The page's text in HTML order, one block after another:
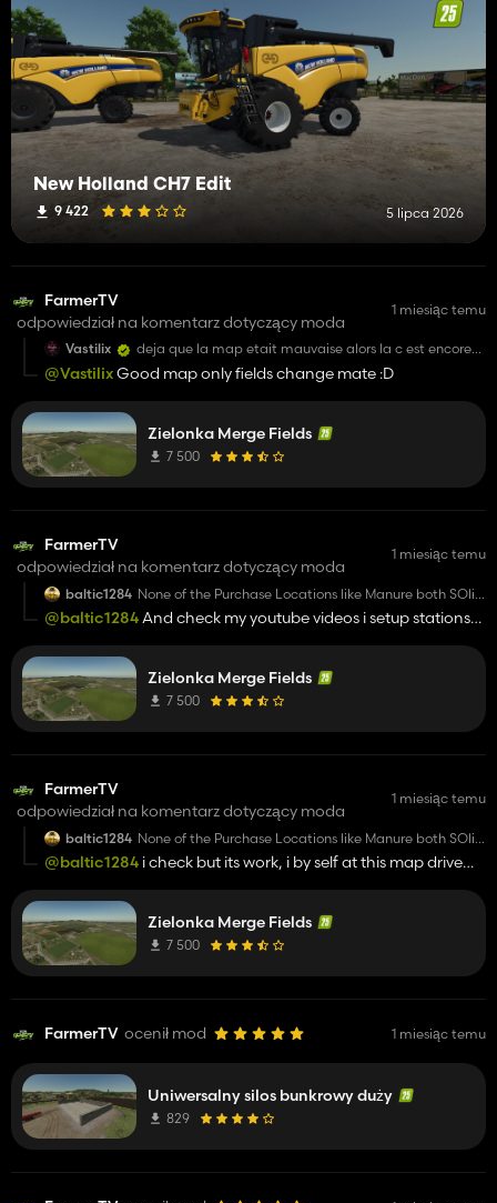
New Holland CH7 Edit
9 422 5 lipca 2026
FarmerTV
odpowiedział na komentarz dotyczący moda
1 miesiąc temu
Vastilix
deja que la map etait mauvaise alors la c est encore
pire...
@VastilixGood map only fields change mate :D
Zielonka Merge Fields
7 500
FarmerTV
odpowiedział na komentarz dotyczący moda
1 miesiąc temu
baltic1284 None of the Purchase Locations like Manure both SOlid
and Liquid and Lime purchase doesnt work
@baltic1284 And check my youtube videos i setup stations
others maybe
Zielonka Merge Fields
7 500
FarmerTV
odpowiedział na komentarz dotyczący moda
1 miesiąc temu
baltic1284 None of the Purchase Locations like Manure both SOlid
and Liquid and Lime purchase doesnt work
@baltic1284 i check but its work, i by self at this map drive
mods
Zielonka Merge Fields
7 500
FarmerTV ocenił mod 1 miesiąc temu
Uniwersalny silos bunkrowy duży
829